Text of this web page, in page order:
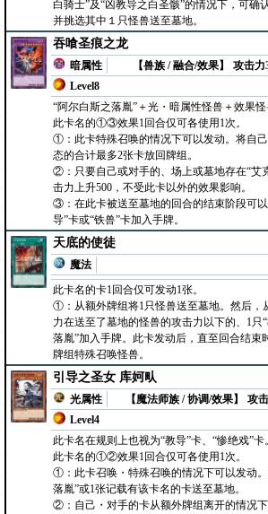
白骑士”及“凶教导之白圣骸”的情况下，可确
并挑选其中１只怪兽送至墓地。
吞喰圣痕之龙
暗属性
【兽族 / 融合/效果】
Level8
攻击力
“阿尔白斯之落胤”＋光・暗属性怪兽＋效果
此卡名的①③效果1回合仅可各使用1次。
①：此卡特殊召唤的情况下可以发动。将自
态的合计最多2张卡放回牌组。
②：只要自己或对手的、场上或墓地存在“艾
击力上升500，不受此卡以外的效果影响。
③：在此卡被送至墓地的回合的结束阶段可
导”卡或“铁兽”卡加入手牌。
天底的使徒
魔法
此卡名的卡1回合仅可发动1张。
①：从额外牌组将1只怪兽送至墓地。然后，
力在送至了墓地的怪兽的攻击力以下的、1只
落胤”加入手牌。此卡发动后，直至回合结束
牌组特殊召唤怪兽。
引导之圣女 库妸㽗
光属性
【魔法师族 / 协调/效果】
Level4
攻
此卡名在规则上也视为“教导”卡、“惨绝戏”卡。
此卡名的①②效果1回合仅可各使用1次。
①：此卡召唤・特殊召唤的情况下可以发动
落胤”或1张记载有该卡名的卡送至墓地。
②：自己・对手的卡从额外牌组离开的情况